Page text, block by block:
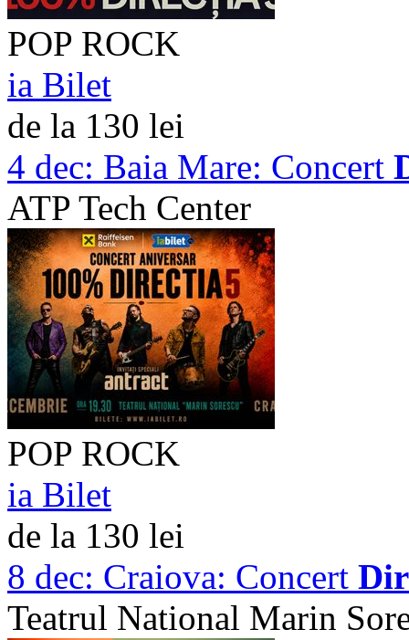
POP ROCK
ia Bilet
de la 130 lei
4 dec: Baia Mare: Concert
ATP Tech Center
POP ROCK
ia Bilet
de la 130 lei
8 dec: Craiova: Concert
Teatrul National Marin